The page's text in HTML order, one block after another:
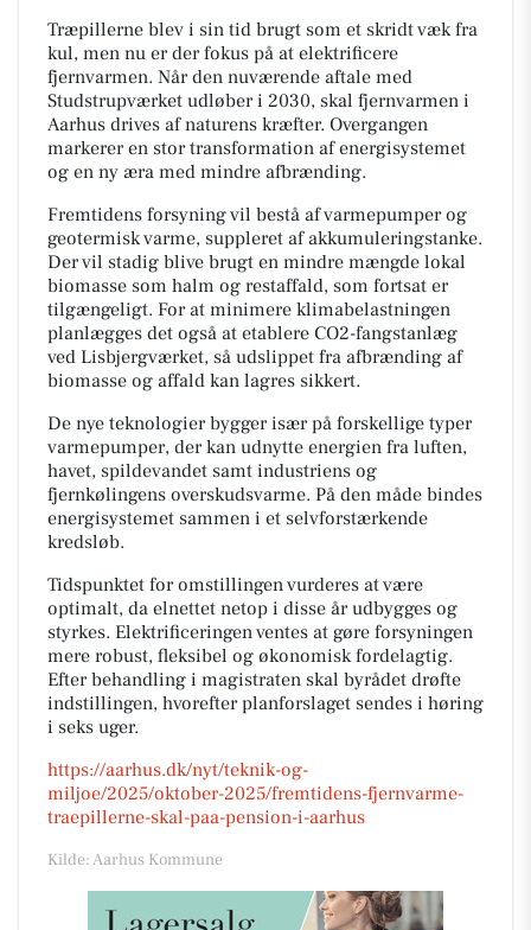
Træpillerne blev i sin tid brugt som et skridt væk fra
kul, men nu er der fokus på at elektrificere
fjernvarmen. Når den nuværende aftale med
Studstrupværket udløber i 2030, skal fjernvarmen i
Aarhus drives af naturens kræfter. Overgangen
markerer en stor transformation af energisystemet
og en ny æra med mindre afbrænding.
Fremtidens forsyning vil bestå af varmepumper og
geotermisk varme, suppleret af akkumuleringstanke.
Der vil stadig blive brugt en mindre mængde lokal
biomasse som halm og restaffald, som fortsat er
tilgængeligt. For at minimere klimabelastningen
planlægges det også at etablere CO2-fangstanlæg
ved Lisbjergværket, så udslippet fra afbrænding af
biomasse og affald kan lagres sikkert.
De nye teknologier bygger især på forskellige typer
varmepumper, der kan udnytte energien fra luften,
havet, spildevandet samt industriens og
fjernkølingens overskudsvarme. På den måde bindes
energisystemet sammen i et selvforstærkende
kredsløb.
Tidspunktet for omstillingen vurderes at være
optimalt, da elnettet netop i disse år udbygges og
styrkes. Elektrificeringen ventes at gøre forsyningen
mere robust, fleksibel og økonomisk fordelagtig.
Efter behandling i magistraten skal byrådet drøfte
indstillingen, hvorefter planforslaget sendes i høring
i seks uger.
https://aarhus.dk/nyt/teknik-og-
miljoe/2025/oktober-2025/fremtidens-fjernvarme-
traepillerne-skal-paa-pension-i-aarhus
Kilde: Aarhus Kommune